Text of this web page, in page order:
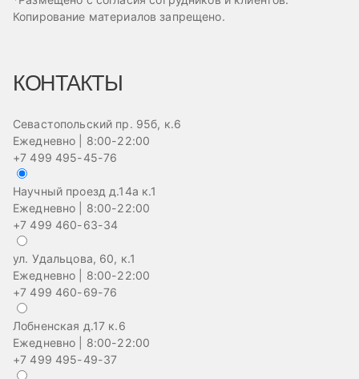
Копирование материалов запрещено.
КОНТАКТЫ
Севастопольский пр. 95б, к.6
Ежедневно | 8:00-22:00
+7 499 495-45-76
Научный проезд д.14а к.1
Ежедневно | 8:00-22:00
+7 499 460-63-34
ул. Удальцова, 60, к.1
Ежедневно | 8:00-22:00
+7 499 460-69-76
Лобненская д.17 к.6
Ежедневно | 8:00-22:00
+7 499 495-49-37